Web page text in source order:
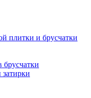
плитки и брусчатки
брусчатки